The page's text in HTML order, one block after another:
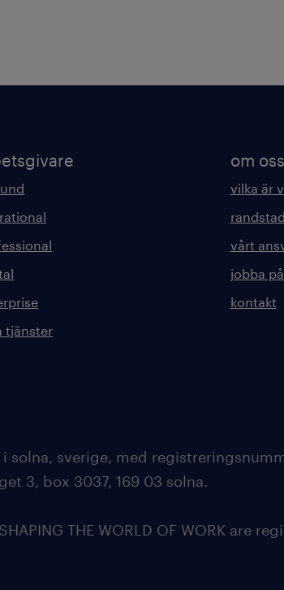
tjänster
om oss
vilka är
vårt
jobba
kontakt
solna, sverige, med
3, box 3037, 169 03 solna.
THE WORLD OF WORK are